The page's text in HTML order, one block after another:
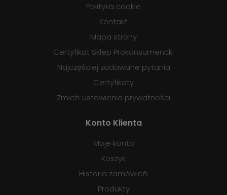
Polityka cookie
Kontakt
Mapa strony
Certyfikat Sklep Prokonsumencki
Najczęściej zadawane pytania
Certyfikaty
Zmień ustawienia prywatności
Konto Klienta
Moje konto
Koszyk
Historia zamówień
Produkty